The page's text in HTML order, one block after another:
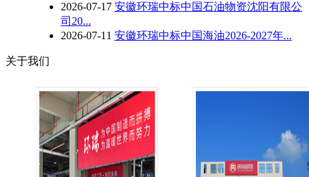
2026-07-17 安徽环瑞中标中国石油物资沈阳有限公
司20...
2026-07-11 安徽环瑞中标中国海油2026-2027年...
关于我们